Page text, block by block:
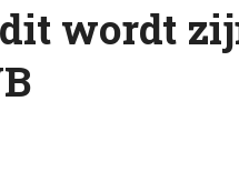
wordt